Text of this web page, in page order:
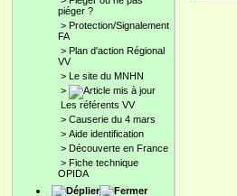
piéger ?
> Protection/Signalement
FA
> Plan d'action Régional
VV
> Le site du MNHN
>
Les référents VV
> Causerie du 4 mars
> Aide identification
> Découverte en France
> Fiche technique
OPIDA